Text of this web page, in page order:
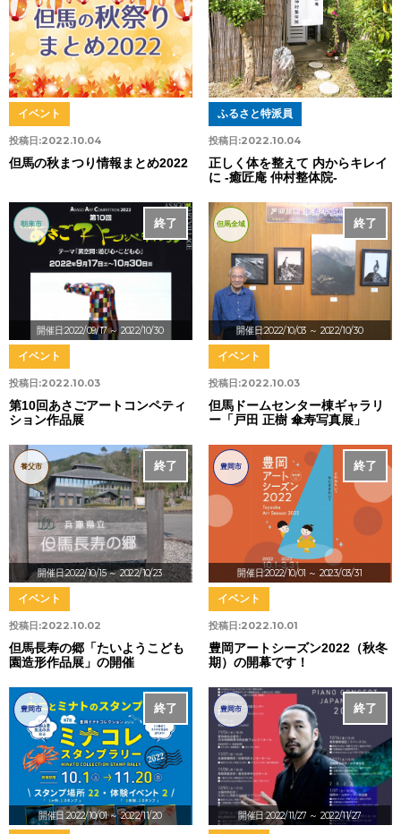
投稿日:2022.10.04
イベント
但馬の秋まつり情報まとめ2022
投稿日:2022.10.04
ふるさと特派員
正しく体を整えて 内からキレイ
に -癒匠庵 仲村整体院-
開催日:2022/09/17～ 2022/10/30
終了
朝来市
投稿日:2022.10.03
イベント
第10回あさごアートコンペティ
ション作品展
開催日:2022/10/03 ～ 2022/10/30
終了
但馬全域
投稿日:2022.10.03
イベント
但馬ドームセンター棟ギャラリ
ー「戸田 正樹 傘寿写真展」
開催日:2022/10/15～ 2022/10/23
終了
養父市
投稿日:2022.10.02
イベント
但馬長寿の郷「たいようこども
園造形作品展」の開催
開催日:2022/10/01 ～ 2023/03/31
終了
豊岡市
投稿日:2022.10.01
イベント
豊岡アートシーズン2022（秋冬
期）の開幕です！
開催日:2022/10/01～ 2022/11/20
終了
豊岡市
開催日:2022/11/27 ～ 2022/11/27
終了
豊岡市